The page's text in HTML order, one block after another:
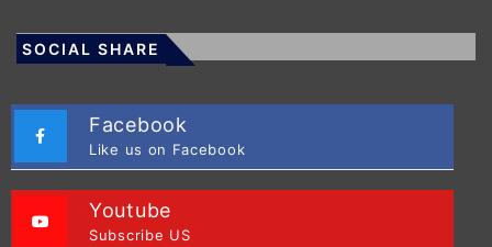
SOCIAL SHARE
Facebook
Like us on Facebook
Youtube
Subscribe US